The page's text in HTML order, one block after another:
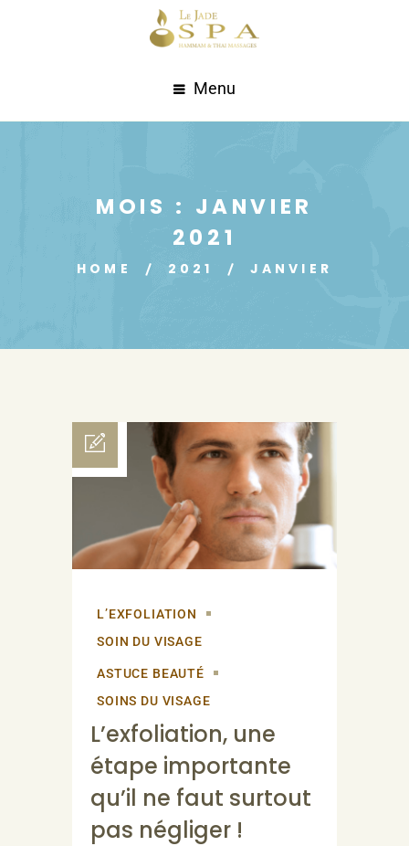
Menu
MOIS : JANVIER
2021
HOME 2021 JANVIER
L’EXFOLIATION
SOIN DU VISAGE
ASTUCE BEAUTÉ
SOINS DU VISAGE
L’exfoliation, une
étape importante
qu’il ne faut surtout
pas négliger !